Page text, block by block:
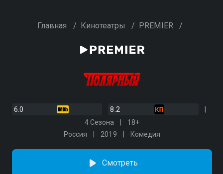
Главная / Кинотеатры / PREMIER /
6.0
8.2
4 Сезона
18+
Россия
2019 Комедия
Смотреть